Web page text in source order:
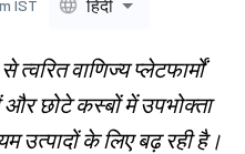
IST हिंदी
वाणिज्य प्लेटफार्मों
और छोटे कस्बों में उपभोक्ता
उत्पादों के लिए बढ़ रही है।